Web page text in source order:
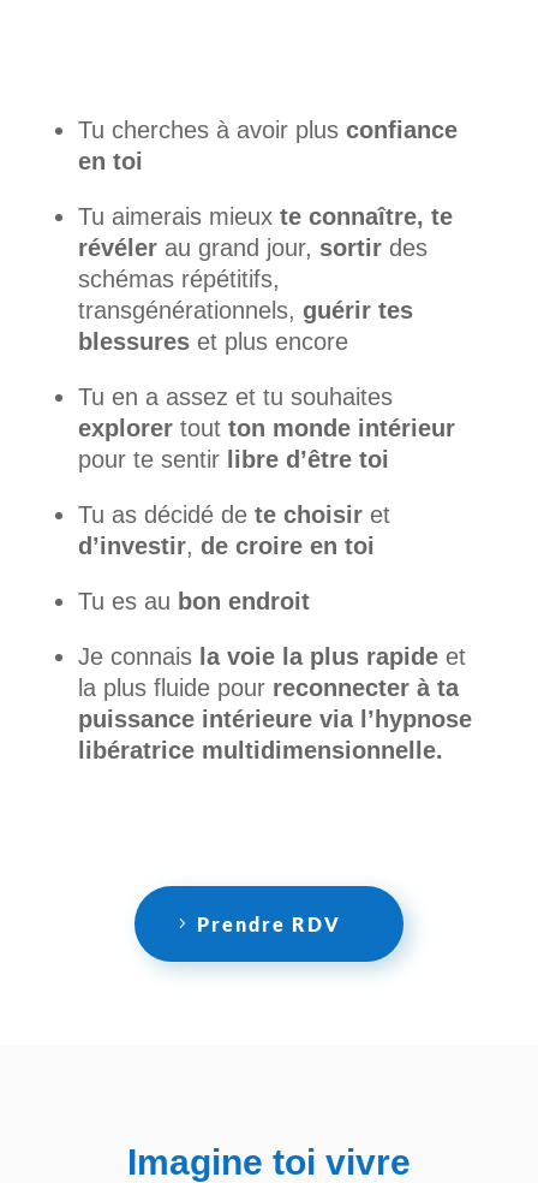
Tu cherches à avoir plus confiance
en toi
Tu aimerais mieux te connaître, te
révélerau grand jour, sortirdes
schémas répétitifs,
transgénérationnels, guérir tes
blessureset plus encore
Tu en a assez et tu souhaites
explorertout ton monde intérieur
pour te sentirlibre d’être toi
Tu as décidé de te choisiret
d’investir, de croire en toi
Tu es au bon endroit
Je connais la voie la plus rapideet
la plus fluide pour reconnecter à ta
puissance intérieure via l’hypnose
libératrice multidimensionnelle.
Prendre RDV
Imagine toi vivre